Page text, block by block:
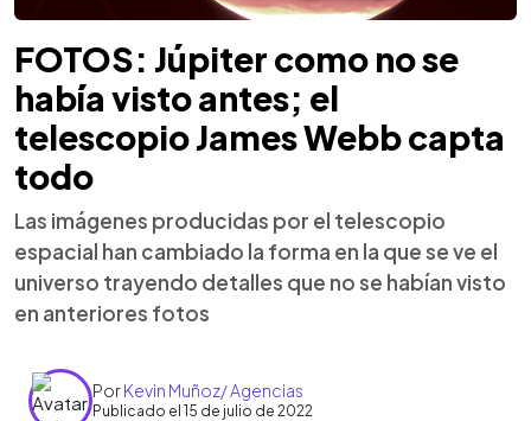
FOTOS: Júpiter como no se
había visto antes; el
telescopio James Webb capta
todo
Las imágenes producidas por el telescopio
espacial han cambiado la forma en la que se ve el
universo trayendo detalles que no se habían visto
en anteriores fotos
PorKevin Muñoz/ Agencias
Publicado el 15 de julio de 2022